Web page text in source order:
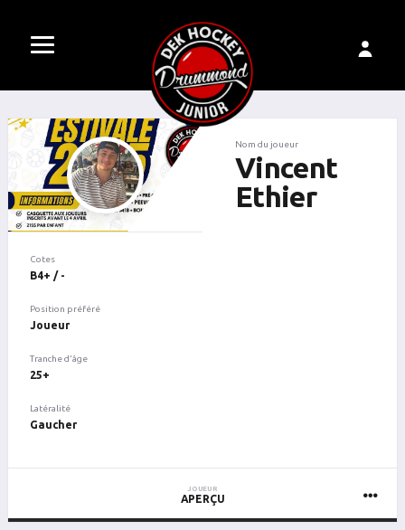
Nom du joueur
Vincent
Ethier
Cotes
B4+ / -
Position préféré
Joueur
Tranche d'âge
25+
Latéralité
Gaucher
JOUEUR
APERÇU